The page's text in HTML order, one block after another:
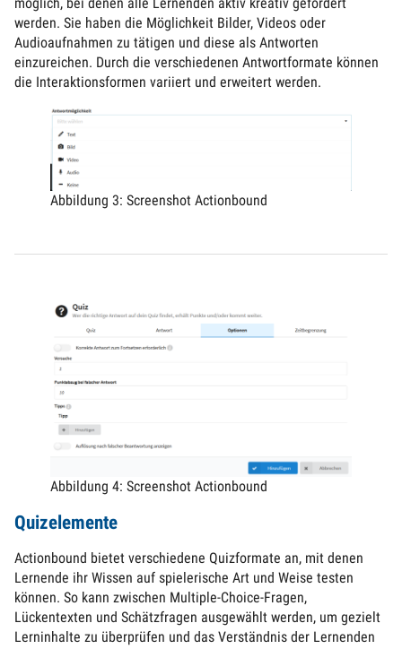
möglich, bei denen alle Lernenden aktiv kreativ gefördert
werden. Sie haben die Möglichkeit Bilder, Videos oder
Audioaufnahmen zu tätigen und diese als Antworten
einzureichen. Durch die verschiedenen Antwortformate können
die Interaktionsformen variiert und erweitert werden.
Abbildung 3: Screenshot Actionbound
Abbildung 4: Screenshot Actionbound
Quizelemente
Actionbound bietet verschiedene Quizformate an, mit denen
Lernende ihr Wissen auf spielerische Art und Weise testen
können. So kann zwischen Multiple-Choice-Fragen,
Lückentexten und Schätzfragen ausgewählt werden, um gezielt
Lerninhalte zu überprüfen und das Verständnis der Lernenden